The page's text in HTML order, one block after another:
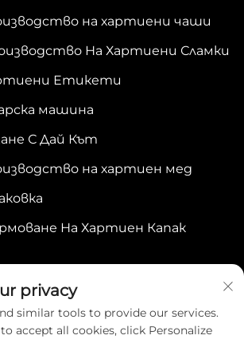
на хартиени чаши
На Хартиени Сламки
Етикети
машина
С Дай Кът
на хартиен мед
На Хартиен Капак
2025 by WENZHOU BONJEE
privacy
similar tools to provide our services.
accept all cookies, click Personalize